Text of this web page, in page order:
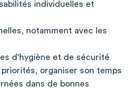
individuelles et
notamment avec les
d'hygiène et de sécurité
organiser son temps
dans de bonnes